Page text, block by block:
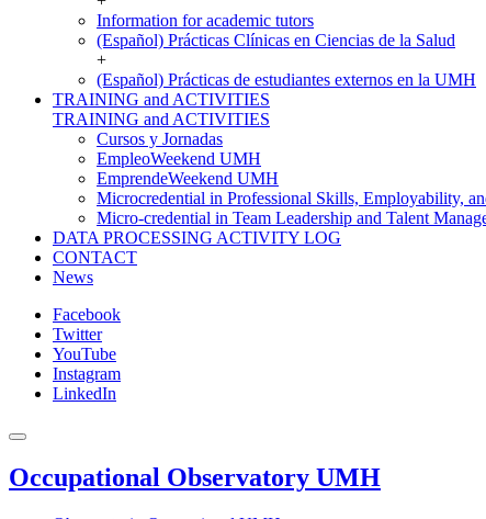
Information for academic tutors
(Español) Prácticas Clínicas en Ciencias de la Salud
+
(Español) Prácticas de estudiantes externos en la UMH
TRAINING and ACTIVITIES
TRAINING and ACTIVITIES
Cursos y Jornadas
EmpleoWeekend UMH
EmprendeWeekend UMH
Microcredential in Professional Skills, Employability,
Micro-credential in Team Leadership and Talent
DATA PROCESSING ACTIVITY LOG
CONTACT
News
Facebook
Twitter
YouTube
Instagram
LinkedIn
Occupational Observatory UMH